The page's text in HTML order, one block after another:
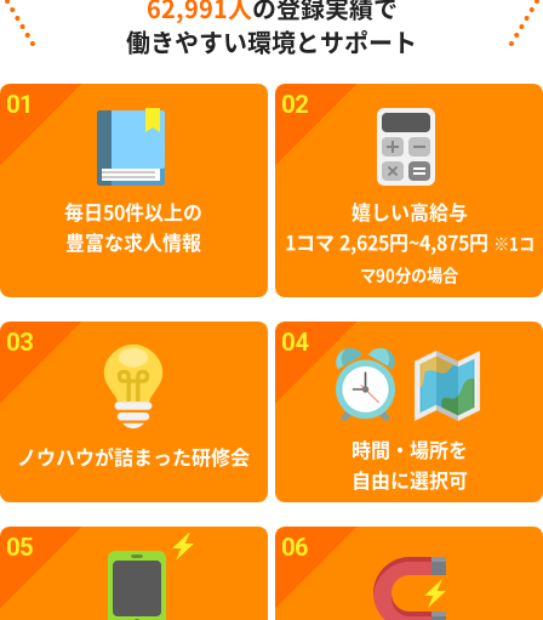
62,991人 の登録実績で
働きやすい環境とサポート
01
毎日50件以上の
豊富な求人情報
02
嬉しい高給与
1コマ 2,625円~4,875円
※1コ
マ90分の場合
03
ノウハウが詰まった研修会
04
時間・場所を
自由に選択可
05 06